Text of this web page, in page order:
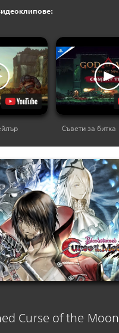
Съвети за битка
Curse of the Moon